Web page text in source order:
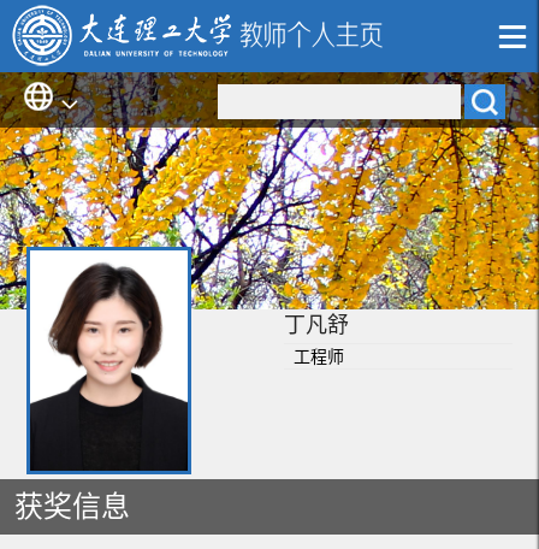
丁凡舒
工程师
获奖信息